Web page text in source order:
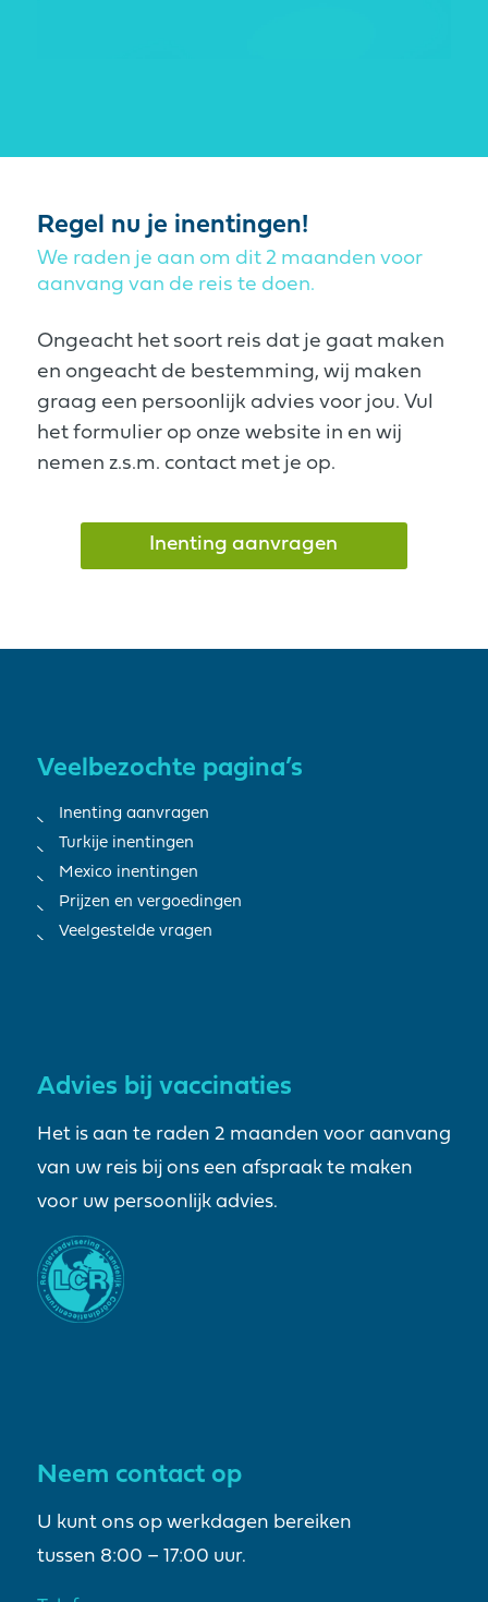
Regel nu je inentingen!
We raden je aan om dit 2 maanden voor
aanvang van de reis te doen.
Ongeacht het soort reis dat je gaat maken
en ongeacht de bestemming, wij maken
graag een persoonlijk advies voor jou. Vul
het formulier op onze website in en wij
nemen z.s.m. contact met je op.
Inenting aanvragen
Veelbezochte pagina’s
Inenting aanvragen
Turkije inentingen
Mexico inentingen
Prijzen en vergoedingen
Veelgestelde vragen
Advies bij vaccinaties
Het is aan te raden 2 maanden voor aanvang
van uw reis bij ons een afspraak te maken
voor uw persoonlijk advies.
Neem contact op
U kunt ons op werkdagen bereiken
tussen 8:00 – 17:00 uur.